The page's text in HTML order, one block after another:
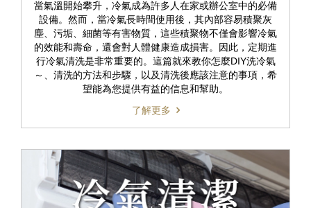
當氣溫開始攀升，冷氣成為許多人在家或辦公室中的必備
設備。然而，當冷氣長時間使用後，其內部容易積聚灰
塵、污垢、細菌等有害物質，這些積聚物不僅會影響冷氣
的效能和壽命，還會對人體健康造成損害。因此，定期進
行冷氣清洗是非常重要的。這篇就來教你怎麼DIY洗冷氣
～、清洗的方法和步驟，以及清洗後應該注意的事項，希
望能為您提供有益的信息和幫助。
了解更多